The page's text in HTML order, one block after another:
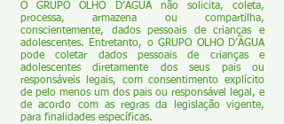
O GRUPO OLHO D’ÁGUA não solicita, coleta,
processa, armazena ou compartilha,
conscientemente, dados pessoais de crianças e
adolescentes. Entretanto, o GRUPO OLHO D’ÁGUA
pode coletar dados pessoais de crianças e
adolescentes diretamente dos seus pais ou
responsáveis legais, com consentimento explícito
de pelo menos um dos pais ou responsável legal, e
de acordo com as regras da legislação vigente,
para finalidades específicas.